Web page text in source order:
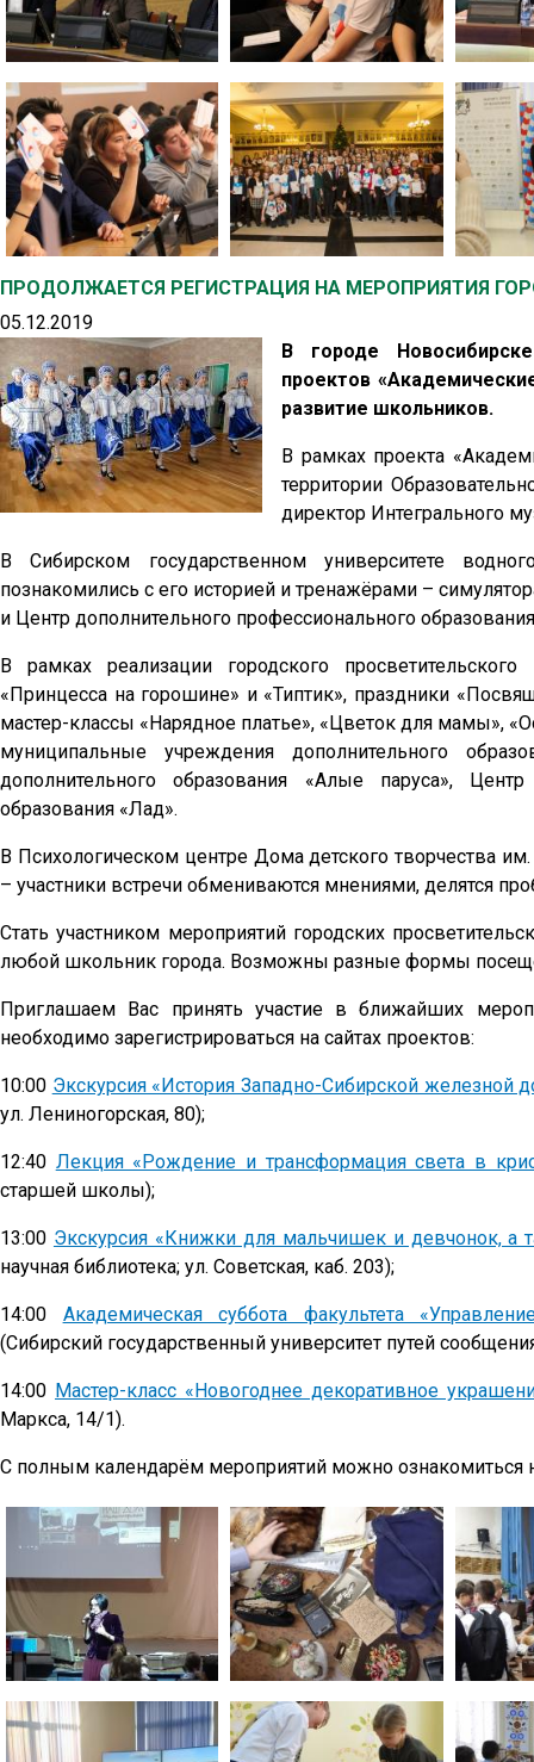
ПРОДОЛЖАЕТСЯ РЕГИСТРАЦИЯ НА МЕРОПРИЯТИЯ
05.12.2019
В городе
проектов
развитие школьников.
В рамках проекта
территории
директор Интегрального
В Сибирском государственном университете
познакомились с его историей и тренажёрами –
и Центр дополнительного профессионального
В рамках реализации городского
«Принцесса на горошине» и «Типтик», праздники
мастер-классы «Нарядное платье», «Цветок для мамы»,
муниципальные учреждения дополнительного
дополнительного образования «Алые паруса»,
образования «Лад».
В Психологическом центре Дома детского творчества
– участники встречи обмениваются мнениями, делятся
Стать участником мероприятий городских
любой школьник города. Возможны разные формы
Приглашаем Вас принять участие в ближайших
необходимо зарегистрироваться на сайтах проектов:
10:00 Экскурсия «История Западно-Сибирской железной
ул. Лениногорская, 80);
12:40 Лекция «Рождение и трансформация света в
старшей школы);
13:00 Экскурсия «Книжки для мальчишек и девчонок, а
научная библиотека; ул. Советская, каб. 203);
14:00 Академическая суббота факультета
(Сибирский государственный университет путей
14:00 Мастер-класс «Новогоднее декоративное
Маркса, 14/1).
С полным календарём мероприятий можно ознакомиться